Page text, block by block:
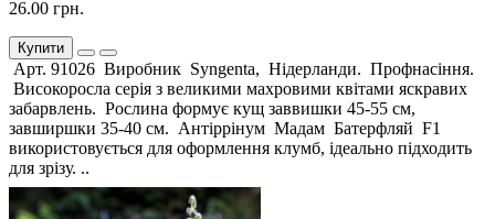
26.00 грн.
Купити
Арт. 91026 Виробник Syngenta, Нідерланди. Профнасіння.
Високоросла серія з великими махровими квітами яскравих
забарвлень. Рослина формує кущ заввишки 45-55 см,
завширшки 35-40 см. Антіррінум Мадам Батерфляй F1
використовується для оформлення клумб, ідеально підходить
для зрізу. ..